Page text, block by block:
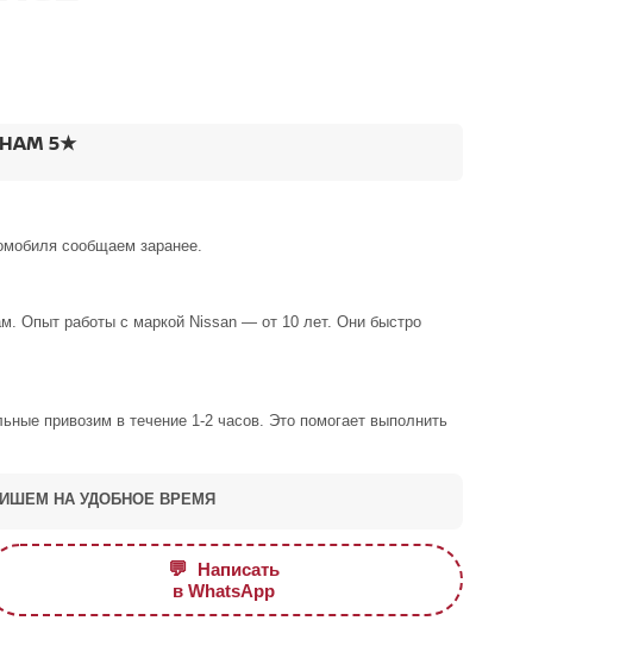
5★
сообщаем заранее.
Опыт работы с маркой Nissan — от 10 лет. Они быстро
привозим в течение 1-2 часов. Это помогает выполнить
НА УДОБНОЕ ВРЕМЯ
💬 Написать
в WhatsApp